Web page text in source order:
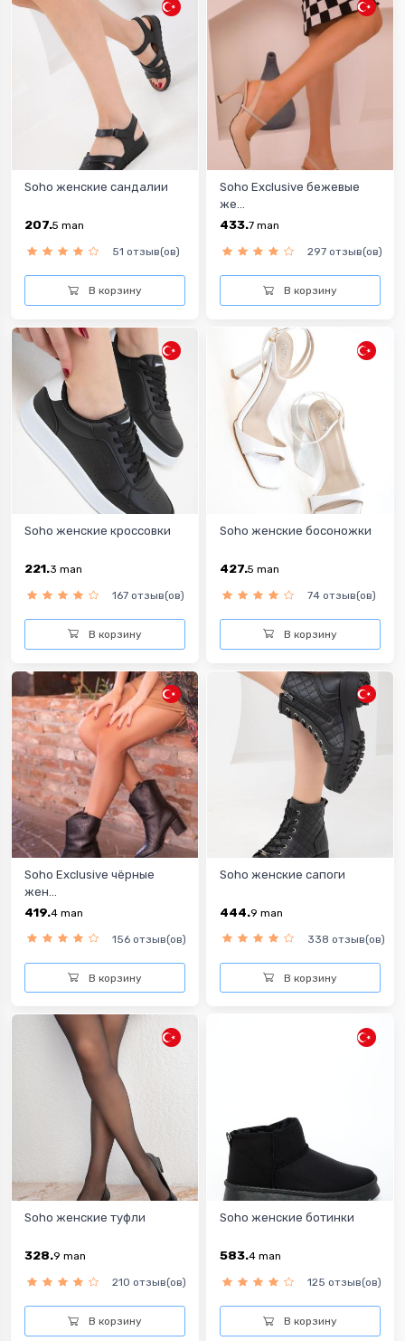
Soho женские сандалии
207.5 man
51 отзыв(ов)
В корзину
Soho Exclusive бежевые
же...
433.7 man
297 отзыв(ов)
В корзину
Soho женские кроссовки
221.3 man
167 отзыв(ов)
В корзину
Soho женские босоножки
427.5 man
74 отзыв(ов)
В корзину
Soho Exclusive чёрные
жен...
419.4 man
156 отзыв(ов)
В корзину
Soho женские сапоги
444.9 man
338 отзыв(ов)
В корзину
Soho женские туфли
328.9 man
210 отзыв(ов)
В корзину
Soho женские ботинки
583.4 man
125 отзыв(ов)
В корзину